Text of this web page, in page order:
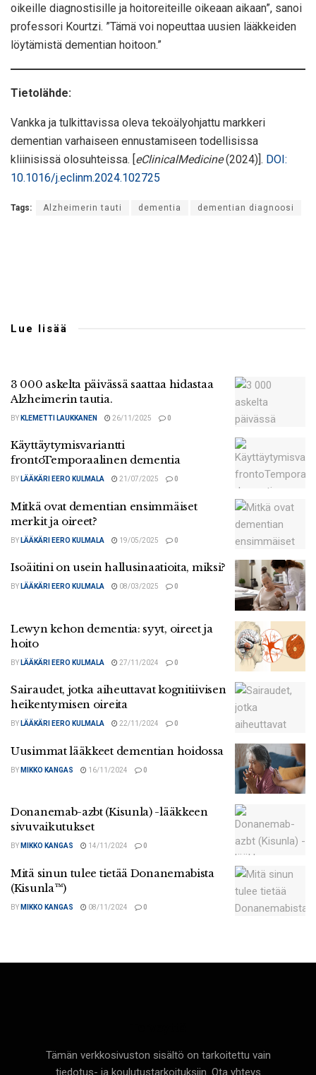
oikeille diagnostisille ja hoitoreiteille oikeaan aikaan”, sanoi
professori Kourtzi. ”Tämä voi nopeuttaa uusien lääkkeiden
löytämistä dementian hoitoon.”
Tietolähde:
Vankka ja tulkittavissa oleva tekoälyohjattu markkeri
dementian varhaiseen ennustamiseen todellisissa
kliinisissä olosuhteissa. [eClinicalMedicine(2024)]. DOI:
10.1016/j.eclinm.2024.102725
Tags: Alzheimerin tauti dementia dementian diagnoosi
Lue lisää
3 000 askelta päivässä saattaa hidastaa
Alzheimerin tautia.
BY KLEMETTI LAUKKANEN 26/11/2025 0
Käyttäytymisvariantti
frontoTemporaalinen dementia
BY LÄÄKÄRI EERO KULMALA 21/07/2025 0
Mitkä ovat dementian ensimmäiset
merkit ja oireet?
BY LÄÄKÄRI EERO KULMALA 19/05/2025 0
Isoäitini on usein hallusinaatioita, miksi?
BY LÄÄKÄRI EERO KULMALA 08/03/2025 0
Lewyn kehon dementia: syyt, oireet ja
hoito
BY LÄÄKÄRI EERO KULMALA 27/11/2024 0
Sairaudet, jotka aiheuttavat kognitiivisen
heikentymisen oireita
BY LÄÄKÄRI EERO KULMALA 22/11/2024 0
Uusimmat lääkkeet dementian hoidossa
BY MIKKO KANGAS 16/11/2024 0
Donanemab-azbt (Kisunla) -lääkkeen
sivuvaikutukset
BY MIKKO KANGAS 14/11/2024 0
Mitä sinun tulee tietää Donanemabista
(Kisunla™)
BY MIKKO KANGAS 08/11/2024 0
Tämän verkkosivuston sisältö on tarkoitettu vain
tiedotus- ja koulutustarkoituksiin. Ota yhteys